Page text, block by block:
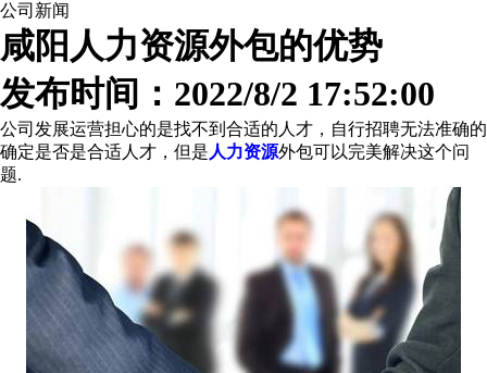
公司新闻
咸阳人力资源外包的优势
发布时间：2022/8/2 17:52:00
公司发展运营担心的是找不到合适的人才，自行招聘无法准确的
确定是否是合适人才，但是 人力资源外包可以完美解决这个问
题.